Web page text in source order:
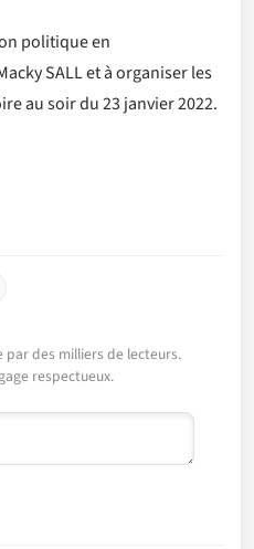
politique en
SALL et à organiser les
au soir du 23 janvier 2022.
par des milliers de lecteurs.
respectueux.